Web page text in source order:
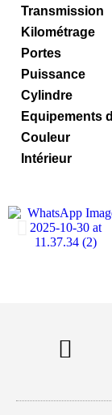
Transmission
Kilométrage
Portes
Puissance
Cylindre
Equipements
Couleur
Intérieur